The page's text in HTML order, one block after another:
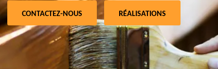
CONTACTEZ-NOUS RÉALISATIONS